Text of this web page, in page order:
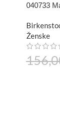
040733
Ženske